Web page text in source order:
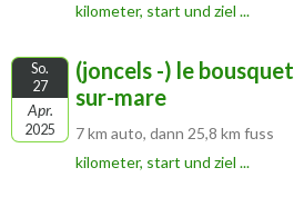
kilometer, start und ziel ...
So.
27
Apr.
2025
(joncels -) le
sur-mare
7 km auto, dann 25,8 km fuss
kilometer, start und ziel ...